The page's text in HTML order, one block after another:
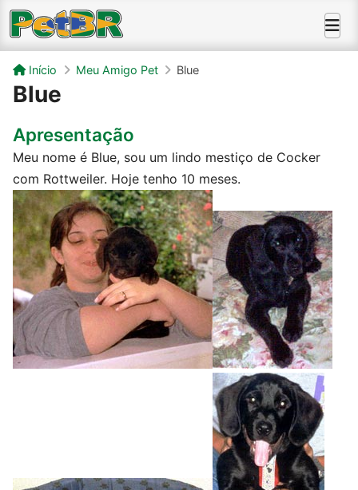
Início Meu Amigo Pet Blue
Blue
Apresentação
Meu nome é Blue, sou um lindo mestiço de Cocker
com Rottweiler. Hoje tenho 10 meses.